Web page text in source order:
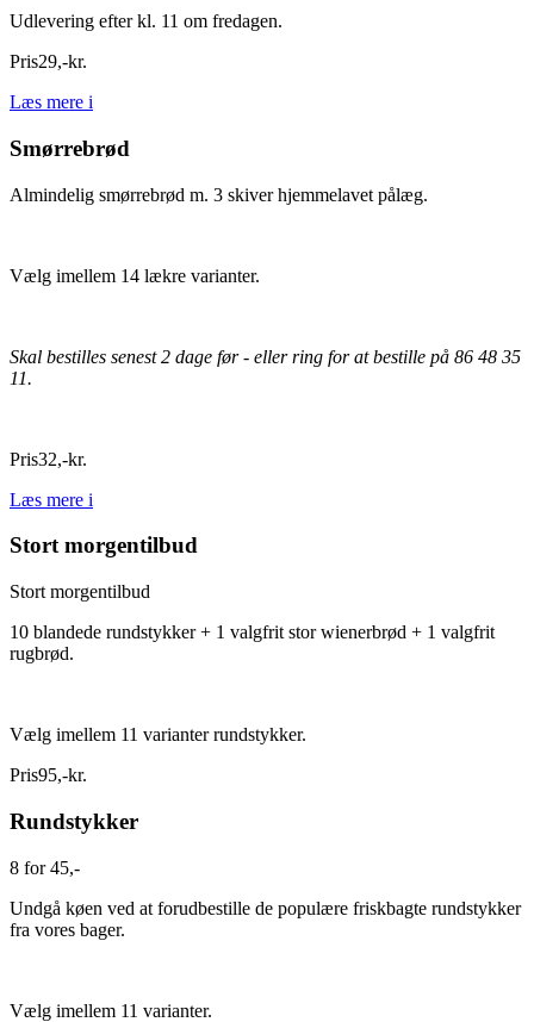
Udlevering efter kl. 11 om fredagen.
Pris29,-kr.
Læs mere i
Smørrebrød
Almindelig smørrebrød m. 3 skiver hjemmelavet pålæg.
Vælg imellem 14 lækre varianter.
Skal bestilles senest 2 dage før - eller ring for at bestille på 86 48 35
11.
Pris32,-kr.
Læs mere i
Stort morgentilbud
Stort morgentilbud
10 blandede rundstykker + 1 valgfrit stor wienerbrød + 1 valgfrit
rugbrød.
Vælg imellem 11 varianter rundstykker.
Pris95,-kr.
Rundstykker
8 for 45,-
Undgå køen ved at forudbestille de populære friskbagte rundstykker
fra vores bager.
Vælg imellem 11 varianter.